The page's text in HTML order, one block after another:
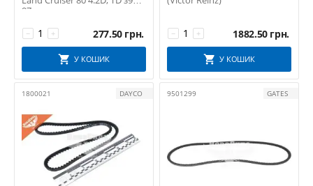
97р.в.
+
− 277.50 грн.
У КОШИК
+
− 1882.50 грн.
У КОШИК
1800021 DAYCO 9501299 GATES